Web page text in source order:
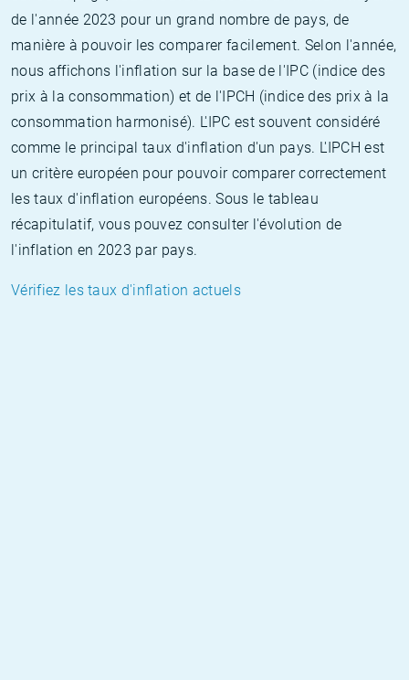
de l'année 2023 pour un grand nombre de pays, de
manière à pouvoir les comparer facilement. Selon l'année,
nous affichons l'inflation sur la base de l'IPC (indice des
prix à la consommation) et de l'IPCH (indice des prix à la
consommation harmonisé). L'IPC est souvent considéré
comme le principal taux d'inflation d'un pays. L'IPCH est
un critère européen pour pouvoir comparer correctement
les taux d'inflation européens. Sous le tableau
récapitulatif, vous pouvez consulter l'évolution de
l'inflation en 2023 par pays.
Vérifiez les taux d'inflation actuels